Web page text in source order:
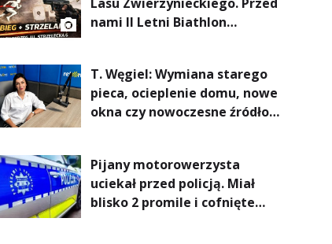
nami II Letni Biathlon
T. Węgiel: Wymiana starego
pieca, ocieplenie domu, nowe
okna czy nowoczesne źródło
komfort życia i... czystsze
powietrze
Pijany motorowerzysta
uciekał przed policją. Miał
blisko 2 promile i cofnięte